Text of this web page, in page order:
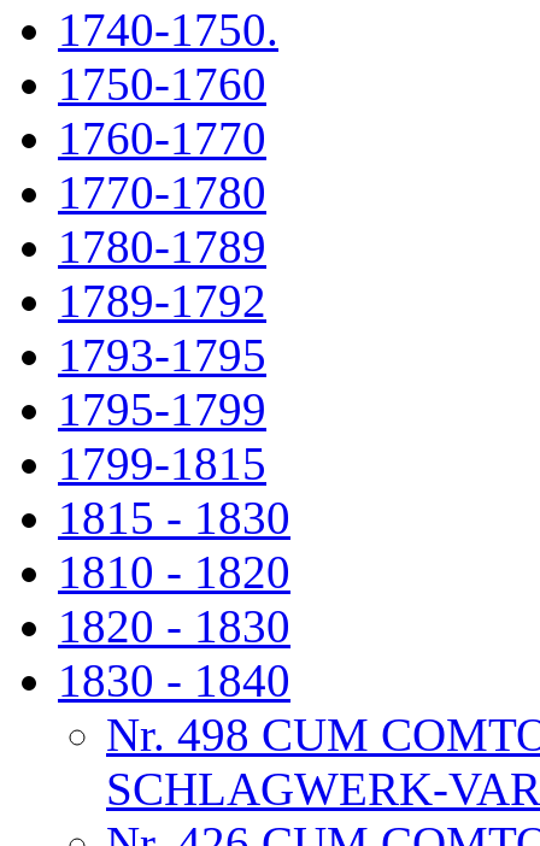
1740-1750.
1750-1760
1760-1770
1770-1780
1780-1789
1789-1792
1793-1795
1795-1799
1799-1815
1815 - 1830
1810 - 1820
1820 - 1830
1830 - 1840
Nr. 498 CUM
SCHLAGWERK-